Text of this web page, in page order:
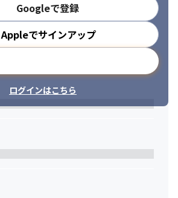
Googleで登録
Appleでサインアップ
ログインはこちら